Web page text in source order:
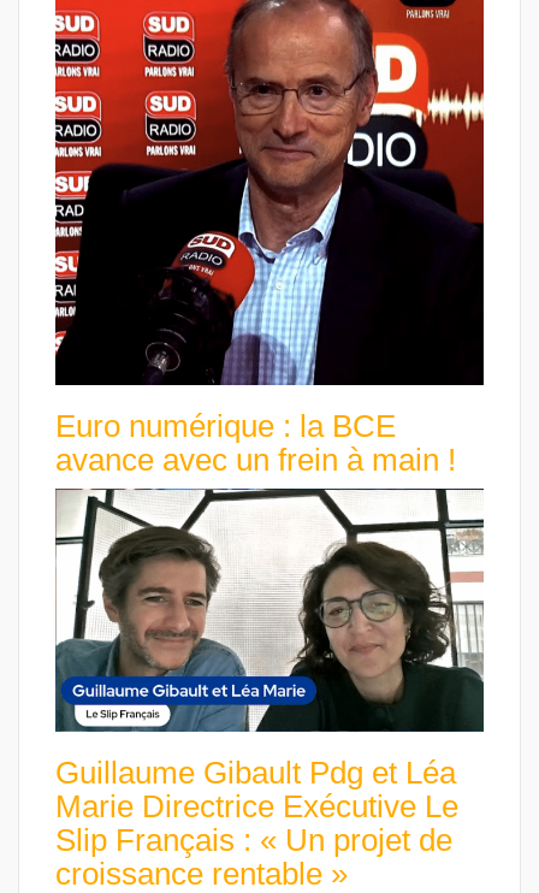
Euro numérique : la BCE
avance avec un frein à main !
Guillaume Gibault Pdg et Léa
Marie Directrice Exécutive Le
Slip Français : « Un projet de
croissance rentable »